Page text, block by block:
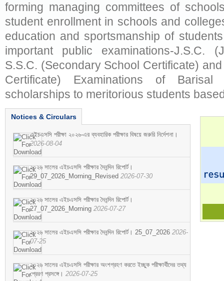
forming managing committees of
student enrollment in schools and
education and sportsmanship of
important public examinations-J.S.C.
S.S.C. (Secondary School Certificate)
Certificate) Examinations of
scholarships to meritorious students
Notices & Circulars
এইচএসসি পরীক্ষা ২০২৬-এর ব্যবহারিক পরীক্ষার বিষয়ে জরুরি নির্দেশনা।
2026-08-04
২০২৬ সালের এইচএসসি পরীক্ষার দৈনন্দিন রিপোর্ট।
29_07_2026_Morning_Revised 2026-07-30
২০২৬ সালের এইচএসসি পরীক্ষার দৈনন্দিন রিপোর্ট।
27_07_2026_Morning 2026-07-27
২০২৬ সালের এইচএসসি পরীক্ষার দৈনন্দিন রিপোর্ট। 25_07_2026 2026-
07-25
২০২৬ সালের এইচএসসি পরীক্ষার অংশগ্রহণ করতে ইচ্ছুক পরীক্ষার্থীদের তথ্য
প্রেরণ প্রসঙ্গে। 2026-07-25